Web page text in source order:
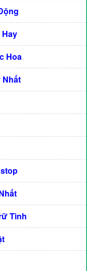
Hoa
Nhất
Tình